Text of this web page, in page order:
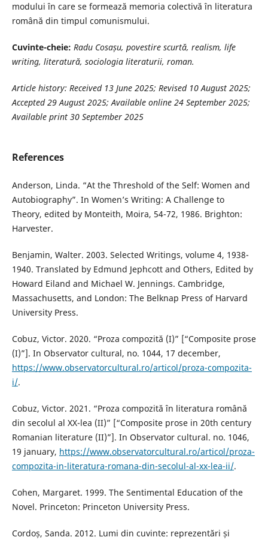
modului în care se formează memoria colectivă în literatura
română din timpul comunismului.
Cuvinte-cheie: Radu Cosașu, povestire scurtă, realism, life
writing, literatură, sociologia literaturii, roman.
Article history: Received 13 June 2025; Revised 10 August 2025;
Accepted 29 August 2025; Available online 24 September 2025;
Available print 30 September 2025
References
Anderson, Linda. “At the Threshold of the Self: Women and
Autobiography”. In Women’s Writing: A Challenge to
Theory, edited by Monteith, Moira, 54-72, 1986. Brighton:
Harvester.
Benjamin, Walter. 2003. Selected Writings, volume 4, 1938-
1940. Translated by Edmund Jephcott and Others, Edited by
Howard Eiland and Michael W. Jennings. Cambridge,
Massachusetts, and London: The Belknap Press of Harvard
University Press.
Cobuz, Victor. 2020. “Proza compozită (I)” [“Composite prose
(I)”]. In Observator cultural, no. 1044, 17 december,
https://www.observatorcultural.ro/articol/proza-compozita-
i/.
Cobuz, Victor. 2021. “Proza compozită în literatura română
din secolul al XX-lea (II)” [“Composite prose in 20th century
Romanian literature (II)”]. In Observator cultural. no. 1046,
19 january, https://www.observatorcultural.ro/articol/proza-
compozita-in-literatura-romana-din-secolul-al-xx-lea-ii/.
Cohen, Margaret. 1999. The Sentimental Education of the
Novel. Princeton: Princeton University Press.
Cordoș, Sanda. 2012. Lumi din cuvinte: reprezentări și